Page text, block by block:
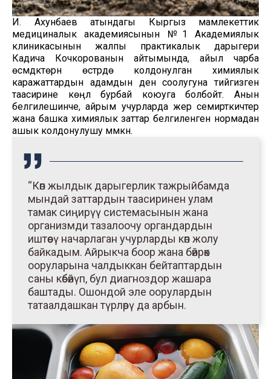
И. Ахунбаев атындагы Кыргыз мамлекеттик
медициналык академиясынын №1 Академиялык
клиникасынын жалпы практикалык дарыгери
Кадича Кочкорованын айтымында, айыл чарба
өсүмдүктөрүн өстүрүүдө колдонулган химиялык
каражаттардын адамдын ден соолугуна тийгизген
таасирине көңүл бурбай коюуга болбойт. Анын
белгилешинче, айрым учурларда жер семирткичтер
жана башка химиялык заттар белгиленген нормадан
ашык колдонулушу мүмкүн.
“Көп жылдык дарыгерлик тажрыйбамда
мындай заттардын таасиринен улам
тамак сиңирүү системасынын жана
организмди тазалоочу органдардын
иштөөсү начарлаган учурларды көп жолу
байкадым. Айрыкча боор жана бөйрөк
ооруларына чалдыккан бейтаптардын
саны көбөйүп, бул диагноздор жашара
баштады. Ошондой эле оорулардын
татаалдашкан түрлөрү да арбын.